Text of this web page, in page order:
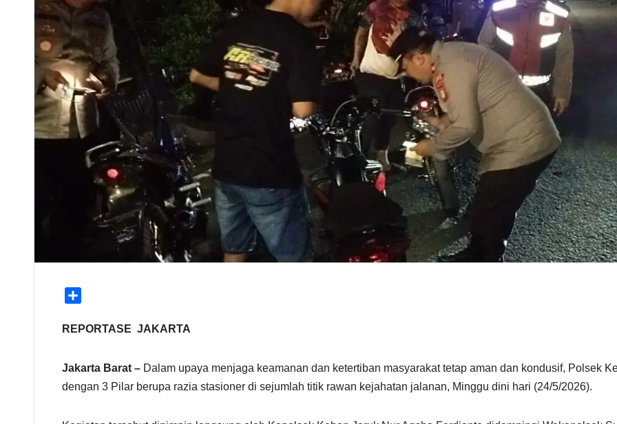
a
REPORTASE JAKARTA
Jakarta Barat – Dalam upaya menjaga keamanan dan ketertiban masyarakat tetap aman dan kondusif, Polsek
dengan 3 Pilar berupa razia stasioner di sejumlah titik rawan kejahatan jalanan, Minggu dini hari (24/5/2026).